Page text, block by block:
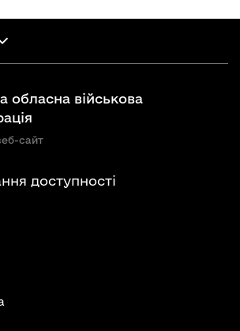
обласна військова
сайт
доступності